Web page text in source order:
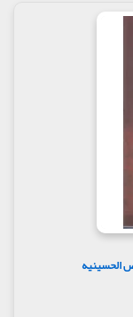
های محبت و
هیچ یک از
هنگام بود
خصوصیتی
اندیشه
و دیدم که
نظر ثواب
همه از
وسایل
معصومین و
منحصر به
از
مقامی
الحسینیه